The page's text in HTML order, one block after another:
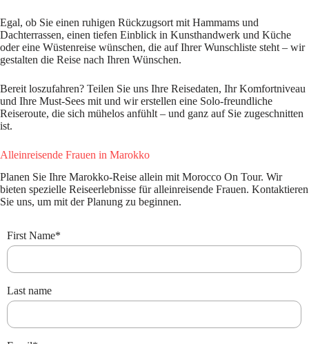
Egal, ob Sie einen ruhigen Rückzugsort mit Hammams und
Dachterrassen, einen tiefen Einblick in Kunsthandwerk und Küche
oder eine Wüstenreise wünschen, die auf Ihrer Wunschliste steht – wir
gestalten die Reise nach Ihren Wünschen.
Bereit loszufahren? Teilen Sie uns Ihre Reisedaten, Ihr Komfortniveau
und Ihre Must-Sees mit und wir erstellen eine Solo-freundliche
Reiseroute, die sich mühelos anfühlt – und ganz auf Sie zugeschnitten
ist.
Alleinreisende Frauen in Marokko
Planen Sie Ihre Marokko-Reise allein mit Morocco On Tour. Wir
bieten spezielle Reiseerlebnisse für alleinreisende Frauen. Kontaktieren
Sie uns, um mit der Planung zu beginnen.
First Name*
Last name